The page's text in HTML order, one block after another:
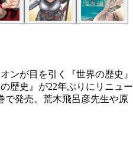
の加藤義弘副編集長
表紙がズラリ！
世界の歴史』1巻、右が今回リ
史』1巻
ンが目を引く『世界の歴史』
歴史』が22年ぶりにリニュー
で発売。荒木飛呂彦先生や原